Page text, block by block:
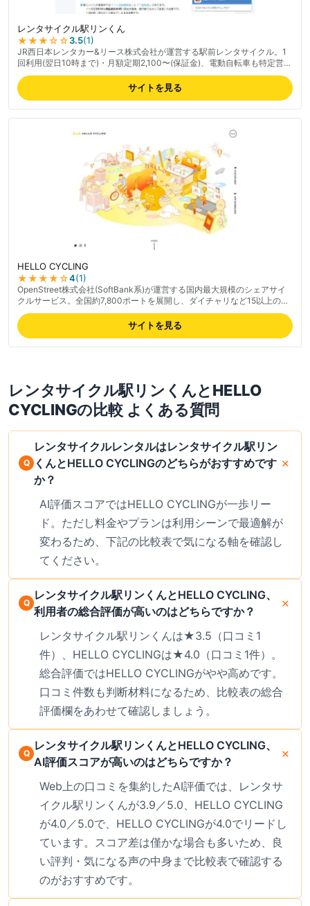
レンタサイクル駅リンくん
★★★☆☆3.5(1)
JR西日本レンタカー&リース株式会社が運営する駅前レンタサイクル。1
回利用(翌日10時まで)・月額定期2,100〜(保証金)、電動自転車も特定営業
所で利用可能(800〜/日)。大阪・兵庫・滋賀・岡山など定期利用対応駅
と、奈良・福井・島根・広島・山口など観光地駅で1回利用に対応。駐輪
場代金不要で、駅から直接乗り出せる便利さが特徴。最新の料金は公式サ
イトでご確認ください。
サイトを見る
HELLO CYCLING
★★★★☆4(1)
OpenStreet株式会社(SoftBank系)が運営する国内最大規模のシェアサイ
クルサービス。全国約7,800ポートを展開し、ダイチャリなど15以上の事
業者と提携。電動アシスト自転車を中心に、専用アプリでどこのポートで
も借りて・返せる。都市部で/30分〜。最新の料金は公式サイトでご確認
ください。
サイトを見る
レンタサイクル駅リンくんとHELLO
CYCLINGの比較 よくある質問
レンタサイクルレンタルはレンタサイクル駅リン
くんとHELLO CYCLINGのどちらがおすすめです
か？
AI評価スコアではHELLO CYCLINGが一歩リー
ド。ただし料金やプランは利用シーンで最適解が
変わるため、下記の比較表で気になる軸を確認し
てください。
レンタサイクル駅リンくんとHELLO CYCLING、
利用者の総合評価が高いのはどちらですか？
レンタサイクル駅リンくんは★3.5（口コミ1
件）、HELLO CYCLINGは★4.0（口コミ1件）。
総合評価ではHELLO CYCLINGがやや高めです。
口コミ件数も判断材料になるため、比較表の総合
評価欄をあわせて確認しましょう。
レンタサイクル駅リンくんとHELLO CYCLING、
AI評価スコアが高いのはどちらですか？
Web上の口コミを集約したAI評価では、レンタサ
イクル駅リンくんが3.9／5.0、HELLO CYCLING
が4.0／5.0で、HELLO CYCLINGが4.0でリードし
ています。スコア差は僅かな場合も多いため、良
い評判・気になる声の中身まで比較表で確認する
のがおすすめです。